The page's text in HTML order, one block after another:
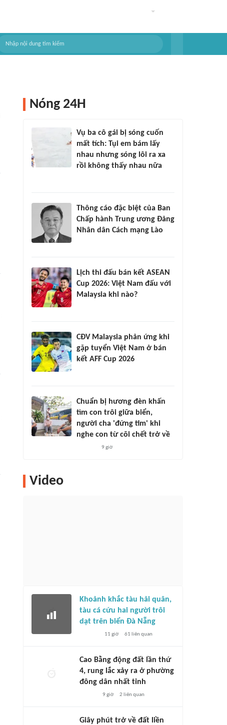
Nóng 24H
Vụ ba cô gái bị sóng cuốn
mất tích: Tụi em bám lấy
nhau nhưng sóng lôi ra xa
rồi không thấy nhau nữa
Thông cáo đặc biệt của Ban
Chấp hành Trung ương Đảng
Nhân dân Cách mạng Lào
Lịch thi đấu bán kết ASEAN
Cup 2026: Việt Nam đấu với
Malaysia khi nào?
CĐV Malaysia phản ứng khi
gặp tuyển Việt Nam ở bán
kết AFF Cup 2026
Chuẩn bị hương đèn khấn
tìm con trôi giữa biển,
người cha 'đứng tim' khi
nghe con từ cõi chết trở về
9 giờ
Video
Khoảnh khắc tàu hải quân,
tàu cá cứu hai người trôi
dạt trên biển Đà Nẵng
11 giờ 61 liên quan
Cao Bằng động đất lần thứ
4, rung lắc xảy ra ở phường
đông dân nhất tỉnh
9 giờ 2 liên quan
Giây phút trở về đất liền